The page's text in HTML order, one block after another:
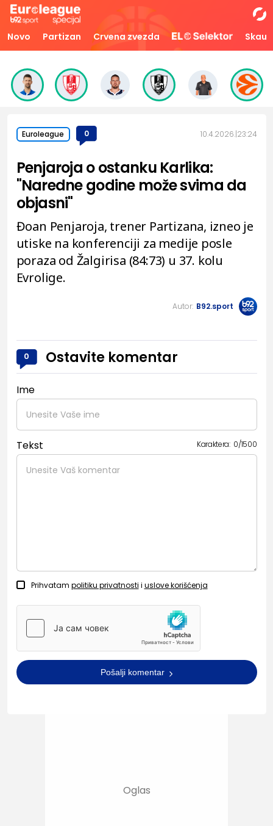
Novo Partizan Crvena zvezda Skaut
Euroleague 0 10.4.2026. 23:24
Penjaroja o ostanku Karlika:
"Naredne godine može svima da
objasni"
Đoan Penjaroja, trener Partizana, izneo je
utiske na konferenciji za medije posle
poraza od Žalgirisa (84:73) u 37. kolu
Evrolige.
Autor: B92.sport
0 Ostavite komentar
Ime
Tekst Karaktera: 0/1500
Prihvatam politiku privatnosti i uslove korišćenja
Pošalji komentar